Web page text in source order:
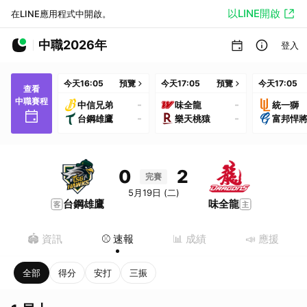
在LINE應用程式中開啟。 以LINE開啟
中職2026年 登入
查看
中職賽程
今天16:05 預覽
中信兄弟 -
台鋼雄鷹 -
今天17:05 預覽
味全龍 -
樂天桃猿 -
今天17:05
統一獅
富邦悍將
台鋼雄鷹
0 完賽 2
5月19日 (二)
味全龍
🏟️ 資訊 ⚾️ 速報 📊 成績 📣 應援
全部 得分 安打 三振